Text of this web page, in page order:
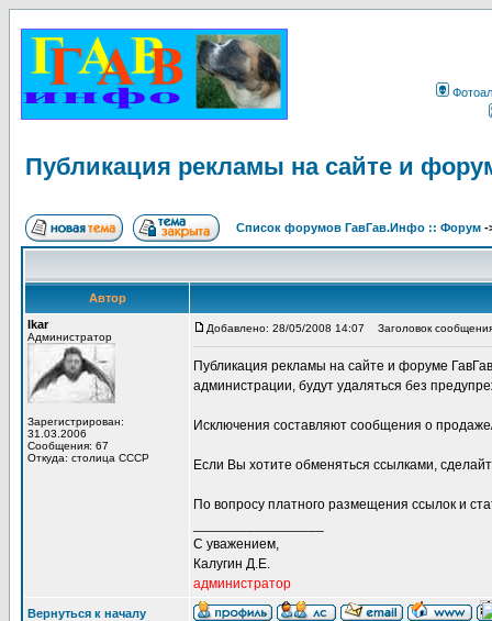
Публикация рекламы на сайте и
Список форумов ГавГав.Инфо :: Форум -
Автор
Ikar
Администратор
Зарегистрирован:
31.03.2006
Сообщения: 67
Откуда: столица СССР
Добавлено: 28/05/2008 14:07 Заголовок
Публикация рекламы на сайте и форуме
администрации, будут удаляться без
Исключения составляют сообщения о
Если Вы хотите обменяться ссылками,
По вопросу платного размещения ссылок и
С уважением,
Калугин Д.Е.
администратор
Вернуться к началу